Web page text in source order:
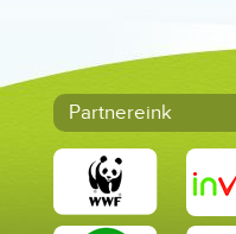
Partnereink